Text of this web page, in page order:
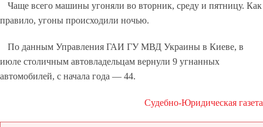
Чаще всего машины угоняли во вторник, среду и пятницу. Как
правило, угоны происходили ночью.
По данным Управления ГАИ ГУ МВД Украины в Киеве, в
июле столичным автовладельцам вернули 9 угнанных
автомобилей, с начала года — 44.
Судебно-Юридическая газета